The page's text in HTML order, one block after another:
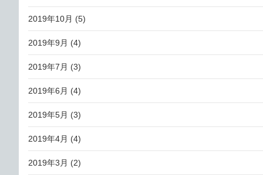
2019年10月 (5)
2019年9月 (4)
2019年7月 (3)
2019年6月 (4)
2019年5月 (3)
2019年4月 (4)
2019年3月 (2)